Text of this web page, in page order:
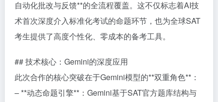
自动化批改与反馈**的全流程覆盖。这不仅标志着AI技
术首次深度介入标准化考试的命题环节，也为全球SAT
考生提供了高度个性化、零成本的备考工具。
## 技术核心：Gemini的深度应用
此次合作的核心突破在于Gemini模型的**双重角色**：
– **动态命题引擎**：Gemini基于SAT官方题库结构与